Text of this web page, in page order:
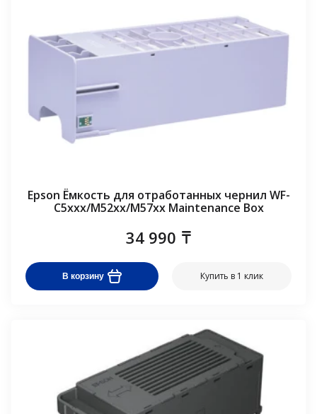
Epson Ёмкость для отработанных чернил WF-
C5xxx/M52xx/M57xx Maintenance Box
34 990
В корзину Купить в 1 клик